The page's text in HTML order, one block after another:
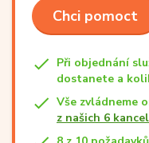
Chci pomoct
Při objednání
dostanete a
Vše zvládneme
z našich 6